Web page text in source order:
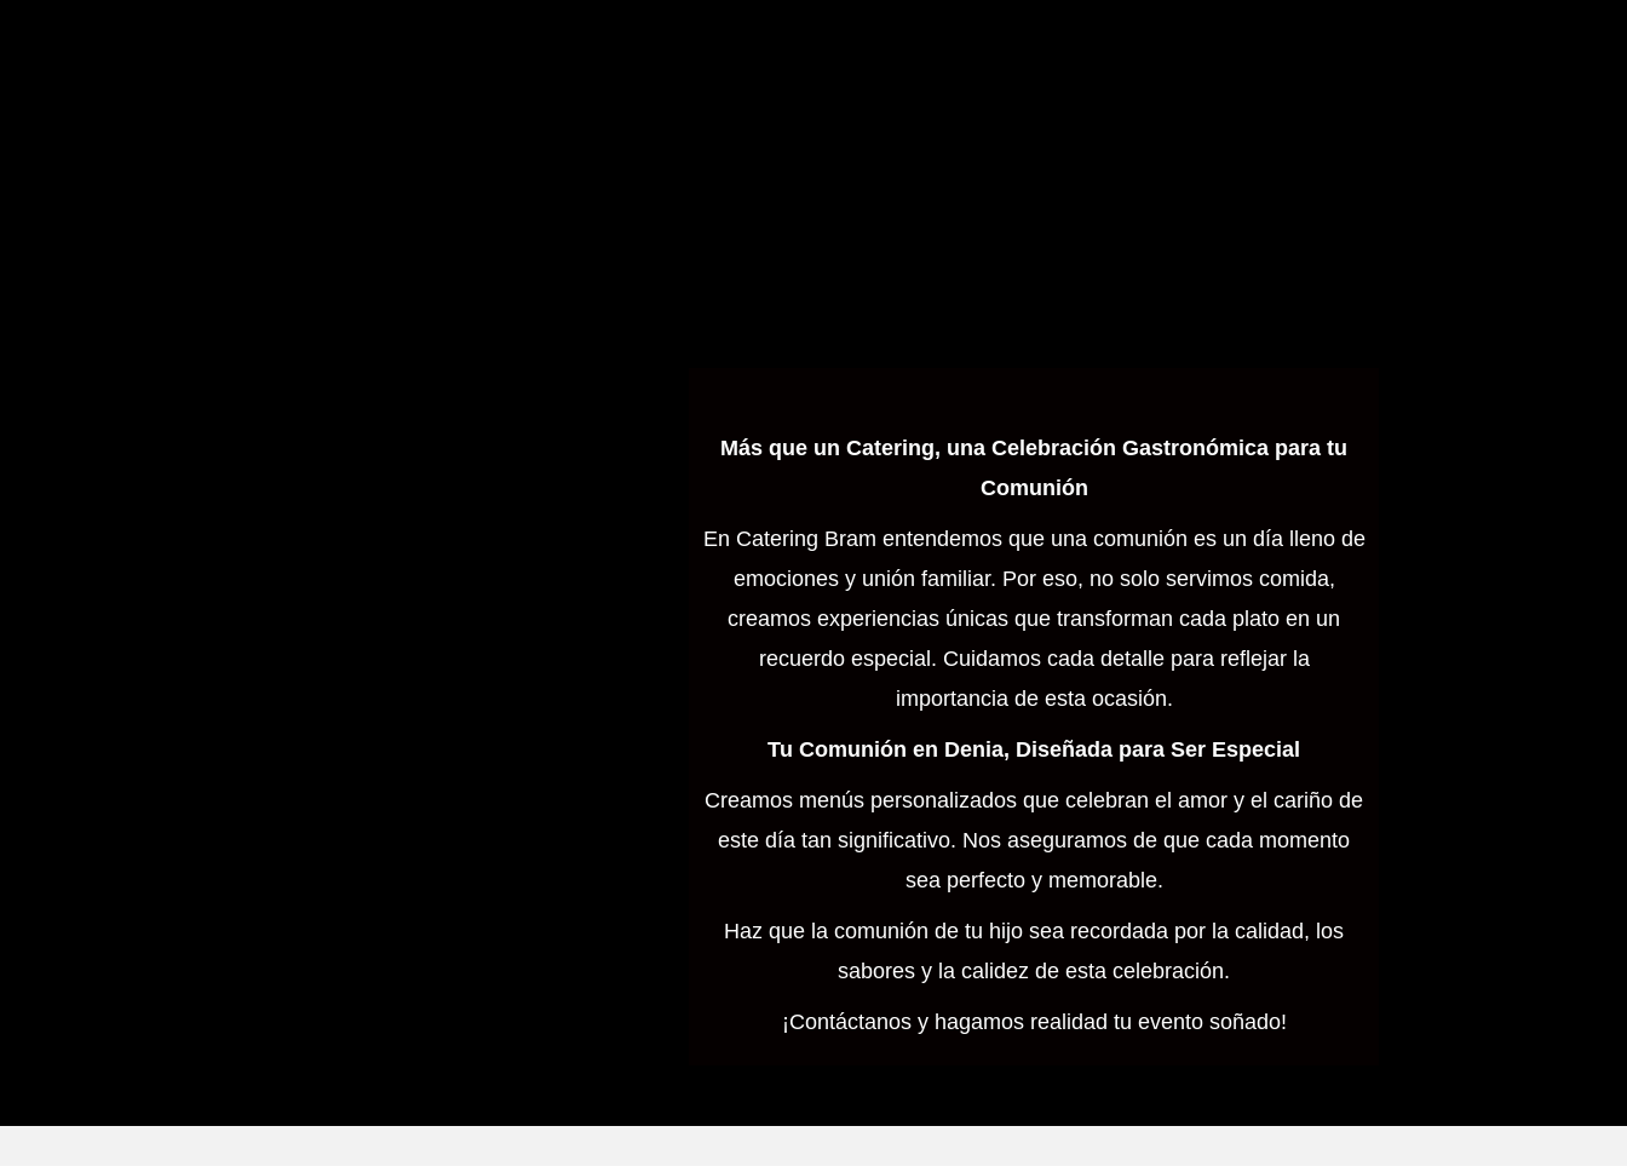
Más que un Catering, una Celebración Gastronómica para tu
Comunión
En Catering Bram entendemos que una comunión es un día lleno de
emociones y unión familiar. Por eso, no solo servimos comida,
creamos experiencias únicas que transforman cada plato en un
recuerdo especial. Cuidamos cada detalle para reflejar la
importancia de esta ocasión.
Tu Comunión en Denia, Diseñada para Ser Especial
Creamos menús personalizados que celebran el amor y el cariño de
este día tan significativo. Nos aseguramos de que cada momento
sea perfecto y memorable.
Haz que la comunión de tu hijo sea recordada por la calidad, los
sabores y la calidez de esta celebración.
¡Contáctanos y hagamos realidad tu evento soñado!